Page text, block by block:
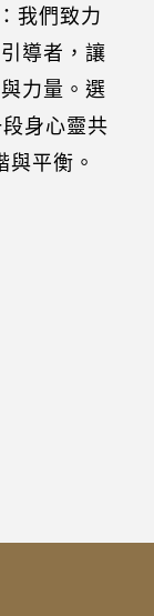
我們致力
導者，讓
力量。選
身心靈共
平衡。